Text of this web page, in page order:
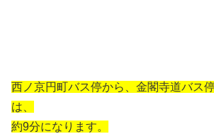
西ノ京円町バス停から、金閣寺道バス
は、
約9分になります。